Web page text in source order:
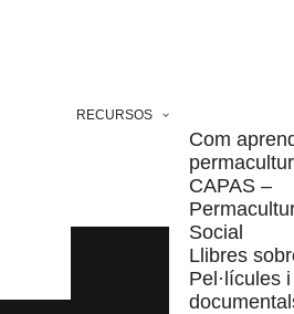
RECURSOS
Com
CAPAS –
Social
Llibres
Pel·lícules i